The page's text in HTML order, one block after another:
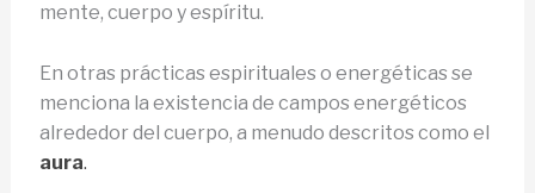
mente, cuerpo y espíritu.
En otras prácticas espirituales o energéticas se
menciona la existencia de campos energéticos
alrededor del cuerpo, a menudo descritos como el
aura.